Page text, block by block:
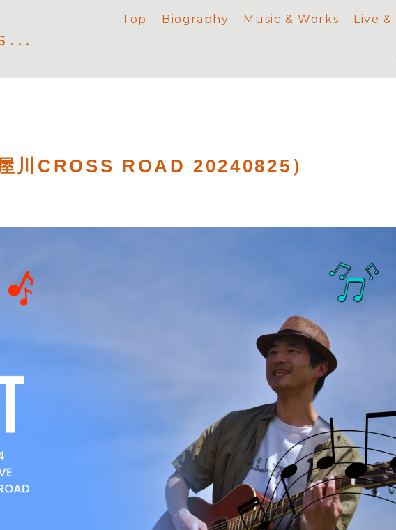
Top Biography Music & Works Live
川CROSS ROAD 20240825）